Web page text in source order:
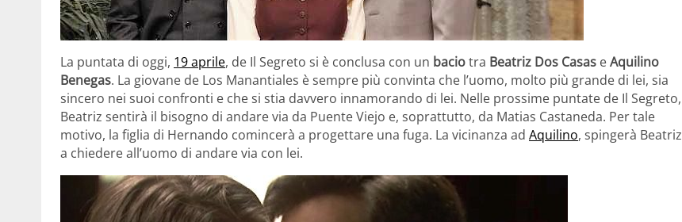
La puntata di oggi, 19 aprile, de Il Segreto si è conclusa con un baciotra Beatriz Dos Casas eAquilino
Benegas. La giovane de Los Manantiales è sempre più convinta che l’uomo, molto più grande di lei, sia
sincero nei suoi confronti e che si stia davvero innamorando di lei. Nelle prossime puntate de Il Segreto,
Beatriz sentirà il bisogno di andare via da Puente Viejo e, soprattutto, da Matias Castaneda. Per tale
motivo, la figlia di Hernando comincerà a progettare una fuga. La vicinanza ad Aquilino, spingerà Beatriz
a chiedere all’uomo di andare via con lei.